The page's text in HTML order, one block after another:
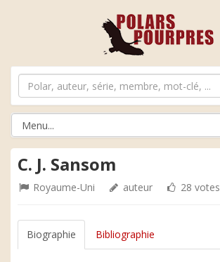
C. J. Sansom
Royaume-Uni auteur 28 votes
Biographie Bibliographie